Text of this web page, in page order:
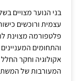
בני הנוער מצויים
עצמית ורוכשים
פלטפורמה מצוינת
והתחומים
אקולוגיה וחקר
המעורבות של